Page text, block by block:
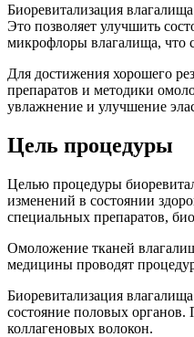
Биоревитализация
Это позволяет улучшить
микрофлоры влагалища, что
Для достижения хорошего
препаратов и методики
увлажнение и улучшение
Цель процедуры
Целью процедуры
изменений в состоянии
специальных препаратов,
Омоложение тканей
медицины проводят
Биоревитализация
состояние половых
коллагеновых волокон.